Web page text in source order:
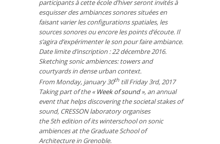
participants à cette école d’hiver seront invités à
esquisser des ambiances sonores situées en
faisant varier les configurations spatiales, les
sources sonores ou encore les points d’écoute. Il
s’agira d’expérimenter le son pour faire ambiance.
Date limite d’inscription : 22 décembre 2016.
Sketching sonic ambiences: towers and
courtyards in dense urban context.
From Monday, january 30th till Friday 3rd, 2017
Taking part of the « Week of sound», an annual
event that helps discovering the societal stakes of
sound, CRESSON laboratory organises
the 5th edition of its winterschool on sonic
ambiences at the Graduate School of
Architecture in Grenoble.